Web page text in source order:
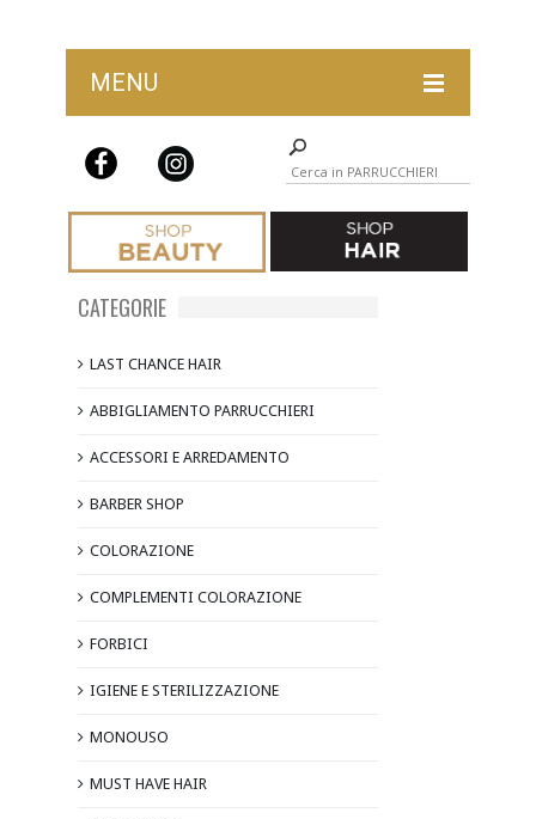
MENU
LAST CHANCE HAIR
ACCESSORI E ARREDAMENTO
CATEGORIE
LAST CHANCE HAIR
ABBIGLIAMENTO PARRUCCHIERI
ACCESSORI E ARREDAMENTO
BARBER SHOP
COLORAZIONE
COMPLEMENTI COLORAZIONE
FORBICI
IGIENE E STERILIZZAZIONE
MONOUSO
MUST HAVE HAIR